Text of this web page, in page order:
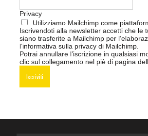
Privacy
Utilizziamo Mailchimp come
Iscrivendoti alla newsletter accetti che le
siano trasferite a Mailchimp per
l’informativa sulla privacy di Mailchimp
Potrai annullare l’iscrizione in qualsiasi
clic sul collegamento nel piè di pagina